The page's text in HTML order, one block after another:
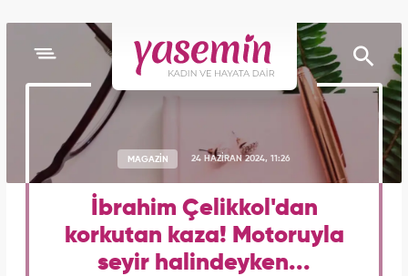
MAGAZİN 24 HAZİRAN 2024, 11:26
İbrahim Çelikkol'dan
korkutan kaza! Motoruyla
seyir halindeyken...